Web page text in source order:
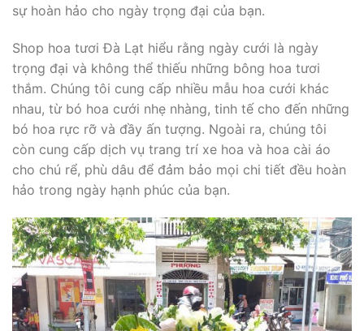
sự hoàn hảo cho ngày trọng đại của bạn.
Shop hoa tươi Đà Lạt hiểu rằng ngày cưới là ngày
trọng đại và không thể thiếu những bông hoa tươi
thắm. Chúng tôi cung cấp nhiều mẫu hoa cưới khác
nhau, từ bó hoa cưới nhẹ nhàng, tinh tế cho đến những
bó hoa rực rỡ và đầy ấn tượng. Ngoài ra, chúng tôi
còn cung cấp dịch vụ trang trí xe hoa và hoa cài áo
cho chú rể, phù dâu để đảm bảo mọi chi tiết đều hoàn
hảo trong ngày hạnh phúc của bạn.